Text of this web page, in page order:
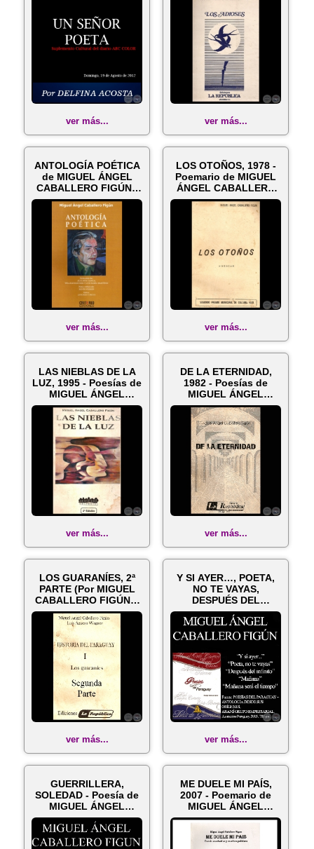
ver más... ver más...
ANTOLOGÍA POÉTICA
de MIGUEL ÁNGEL
CABALLERO FIGÚN -
Selección de ...
ver más...
LOS OTOÑOS, 1978 -
Poemario de MIGUEL
ÁNGEL CABALLERO
FIGUN
ver más...
LAS NIEBLAS DE LA
LUZ, 1995 - Poesías de
MIGUEL ÁNGEL
CABALLERO F...
ver más...
DE LA ETERNIDAD,
1982 - Poesías de
MIGUEL ÁNGEL
CABALLERO FIGÚN
ver más...
LOS GUARANÍES, 2ª
PARTE (Por MIGUEL
CABALLERO FIGÚN y
LUIS AGÜERO...
ver más...
Y SI AYER…, POETA,
NO TE VAYAS,
DESPUÉS DEL
INFINITO, MAÑANA y
MA...
ver más...
GUERRILLERA,
SOLEDAD - Poesía de
MIGUEL ÁNGEL
CABALLERO FIGÚN
ME DUELE MI PAÍS,
2007 - Poemario de
MIGUEL ÁNGEL
CABALLERO FIGUN